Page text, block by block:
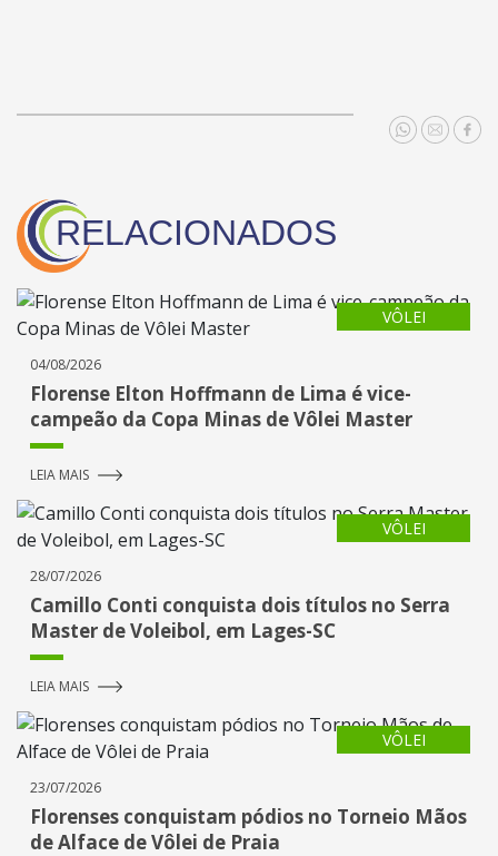
RELACIONADOS
VÔLEI
04/08/2026
Florense Elton Hoffmann de Lima é vice-
campeão da Copa Minas de Vôlei Master
LEIA MAIS
VÔLEI
28/07/2026
Camillo Conti conquista dois títulos no Serra
Master de Voleibol, em Lages-SC
LEIA MAIS
VÔLEI
23/07/2026
Florenses conquistam pódios no Torneio Mãos
de Alface de Vôlei de Praia